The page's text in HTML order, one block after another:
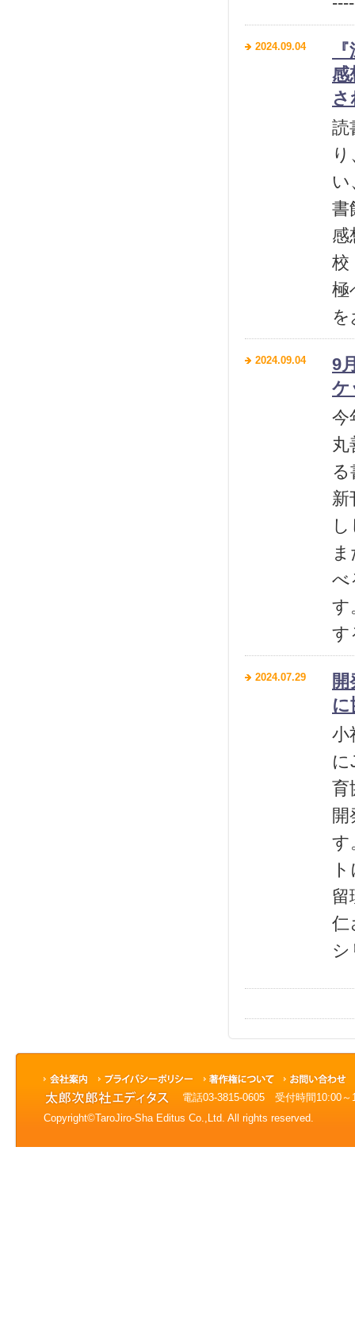
2024.09.04
感
読
い
書
感
校
極
2024.09.04
9
ケ
今
丸
る
新
べ
す
す
2024.07.29
小
に
育
開
す
留
仁
シ
電話03-3815-0605 受付時間10:00～
Copyright©TaroJiro-Sha Editus Co.,Ltd. All rights reserved.